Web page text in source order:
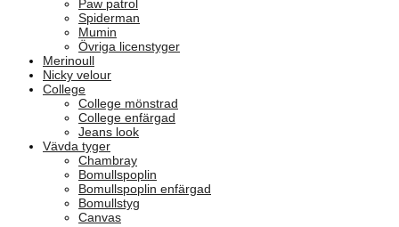
Paw patrol
Spiderman
Mumin
Övriga licenstyger
Merinoull
Nicky velour
College
College mönstrad
College enfärgad
Jeans look
Vävda tyger
Chambray
Bomullspoplin
Bomullspoplin enfärgad
Bomullstyg
Canvas